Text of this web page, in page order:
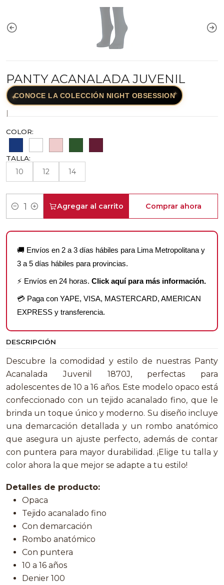
PANTY ACANALADA JUVENIL
✦
✦CONOCE LA COLECCIÓN NIGHT OBSESSION
|
COLOR:
TALLA:
10 12 14
Cantidad
Agregar al carrito Comprar ahora
🚚 Envíos en 2 a 3 días hábiles para Lima Metropolitana y
3 a 5 días hábiles para provincias.
⚡ Envíos en 24 horas. Click aquí para más información.
💳 Paga con YAPE, VISA, MASTERCARD, AMERICAN
EXPRESS y transferencia.
DESCRIPCIÓN
Descubre la comodidad y estilo de nuestras Panty
Acanalada Juvenil 1870J, perfectas para
adolescentes de 10 a 16 años. Este modelo opaco está
confeccionado con un tejido acanalado fino, que le
brinda un toque único y moderno. Su diseño incluye
una demarcación detallada y un rombo anatómico
que asegura un ajuste perfecto, además de contar
con puntera para mayor durabilidad. ¡Elige tu talla y
color ahora la que mejor se adapte a tu estilo!
Detalles de producto:
Opaca
Tejido acanalado fino
Con demarcación
Rombo anatómico
Con puntera
10 a 16 años
Denier 100